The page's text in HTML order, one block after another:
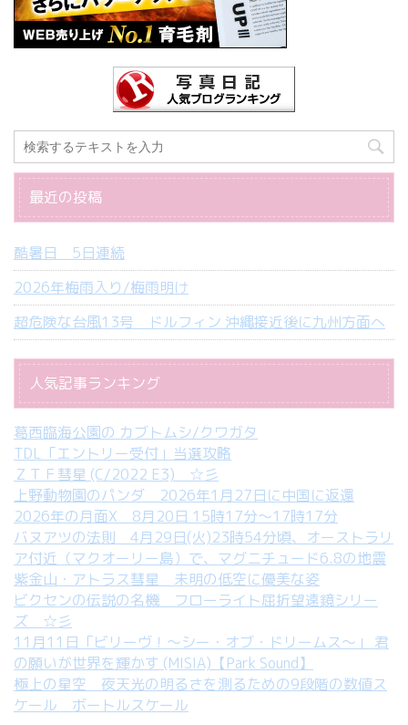
最近の投稿
酷暑日 5日連続
2026年梅雨入り/梅雨明け
超危険な台風13号 ドルフィン 沖縄接近後に九州方面へ
人気記事ランキング
葛西臨海公園の カブトムシ/クワガタ
TDL「エントリー受付」当選攻略
ＺＴＦ彗星 (C/2022 E3) ☆彡
上野動物園のパンダ 2026年1月27日に中国に返還
2026年の月面X 8月20日 15時17分～17時17分
バヌアツの法則 4月29日(火)23時54分頃、オーストラリ
ア付近（マクオーリー島）で、マグニチュード6.8の地震
紫金山・アトラス彗星 未明の低空に優美な姿
ビクセンの伝説の名機 フローライト屈折望遠鏡シリー
ズ ☆彡
11月11日「ビリーヴ！～シー・オブ・ドリームス～」 君
の願いが世界を輝かす (MISIA)【Park Sound】
極上の星空 夜天光の明るさを測るための9段階の数値ス
ケール ボートルスケール